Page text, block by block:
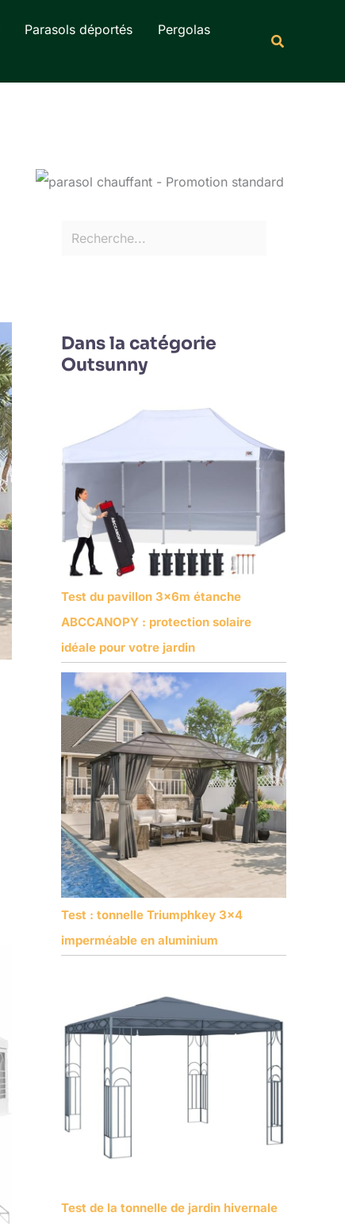
Parasols déportés
Pergolas
Dans la catégorie
Outsunny
Test du pavillon 3x6m étanche
ABCCANOPY : protection solaire
idéale pour votre jardin
Test : tonnelle Triumphkey 3×4
imperméable en aluminium
Test de la tonnelle de jardin hivernale